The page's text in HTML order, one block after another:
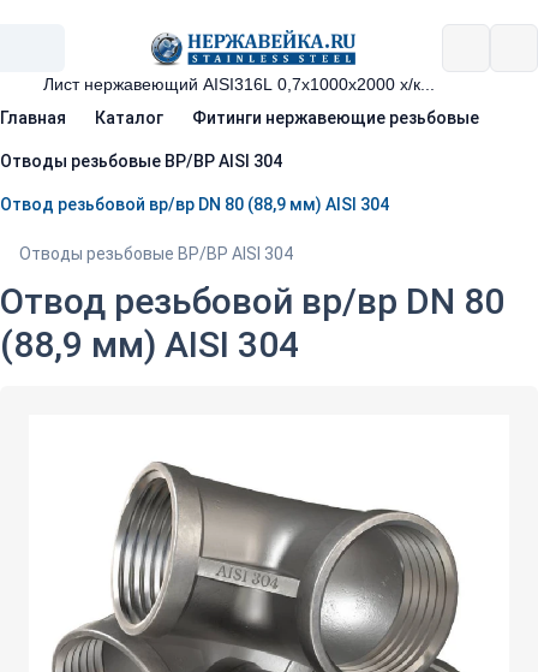
Главная Каталог Фитинги нержавеющие резьбовые
Отводы резьбовые ВР/ВР AISI 304
Отвод резьбовой вр/вр DN 80 (88,9 мм) AISI 304
Отводы резьбовые ВР/ВР AISI 304
Отвод резьбовой вр/вр DN 80
(88,9 мм) AISI 304